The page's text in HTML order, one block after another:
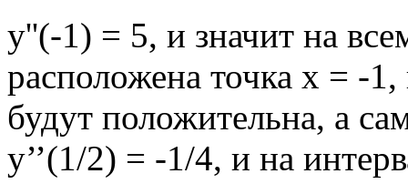
у''(-1) = 5, и значит на
расположена точка х = -
будут положительна, а
у’’(1/2) = -1/4, и на